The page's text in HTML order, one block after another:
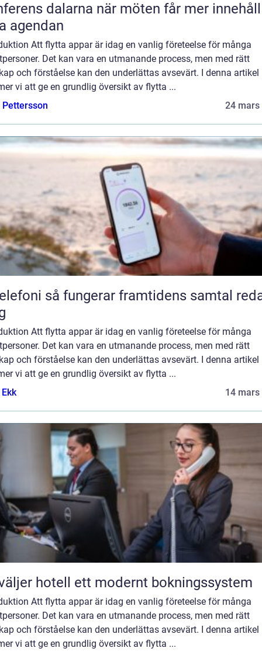
dalarna när möten får mer innehåll än
agendan
Att flytta appar är idag en vanlig företeelse för många
Det kan vara en utmanande process, men med rätt
och förståelse kan den underlättas avsevärt. I denna artikel
vi att ge en grundlig översikt av flytta ...
24 mars
framtidens samtal redan
Att flytta appar är idag en vanlig företeelse för många
Det kan vara en utmanande process, men med rätt
och förståelse kan den underlättas avsevärt. I denna artikel
vi att ge en grundlig översikt av flytta ...
14 mars
hotell ett modernt bokningssystem
Att flytta appar är idag en vanlig företeelse för många
Det kan vara en utmanande process, men med rätt
och förståelse kan den underlättas avsevärt. I denna artikel
vi att ge en grundlig översikt av flytta ...